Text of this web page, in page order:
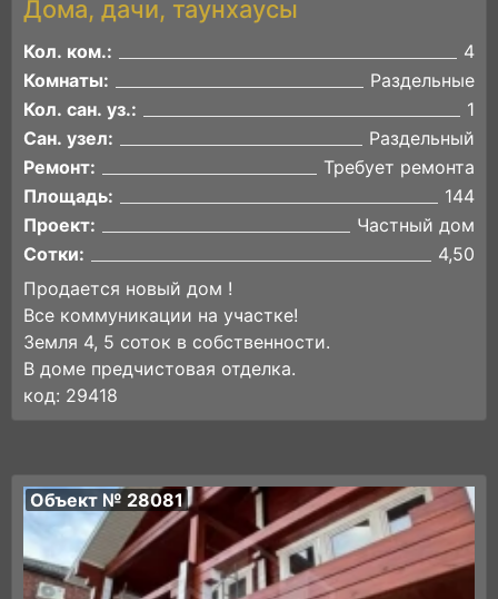
Дома, дачи, таунхаусы
Кол. ком.:
4
Комнаты:
Раздельные
Кол. сан. уз.:
1
Сан. узел:
Раздельный
Ремонт:
Требует ремонта
Площадь:
144
Проект:
Частный дом
Сотки:
4,50
Продается новый дом !
Все коммуникации на участке!
Земля 4, 5 соток в собственности.
В доме предчистовая отделка.
код: 29418
Объект № 28081